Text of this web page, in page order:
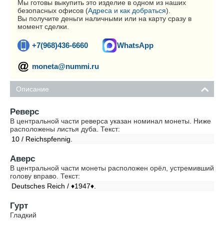
Мы готовы выкупить это изделие в одном из наших
безопасных офисов (Адреса и как добраться).
Вы получите деньги наличными или на карту сразу в
момент сделки.
+7(968)436-6660 WhatsApp
moneta@nummi.ru
Описание
Реверс
В центральной части реверса указан номинал монеты. Ниже
расположены листья дуба. Текст:
10 / Reichspfennig.
Аверс
В центральной части монеты расположен орёл, устремивший
голову вправо. Текст:
Deutsches Reich / ♦1947♦.
Гурт
Гладкий